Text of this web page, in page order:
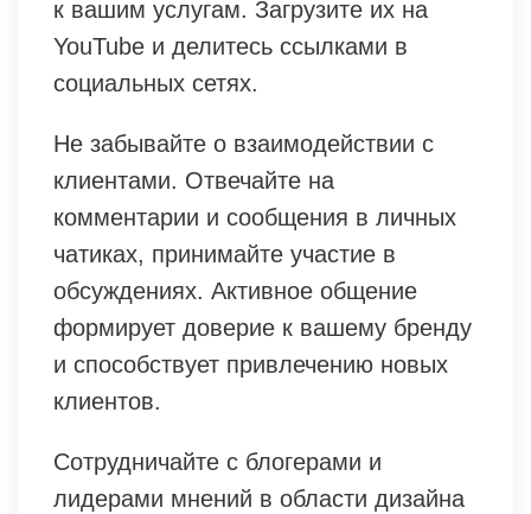
к вашим услугам. Загрузите их на
YouTube и делитесь ссылками в
социальных сетях.
Не забывайте о взаимодействии с
клиентами. Отвечайте на
комментарии и сообщения в личных
чатиках, принимайте участие в
обсуждениях. Активное общение
формирует доверие к вашему бренду
и способствует привлечению новых
клиентов.
Сотрудничайте с блогерами и
лидерами мнений в области дизайна